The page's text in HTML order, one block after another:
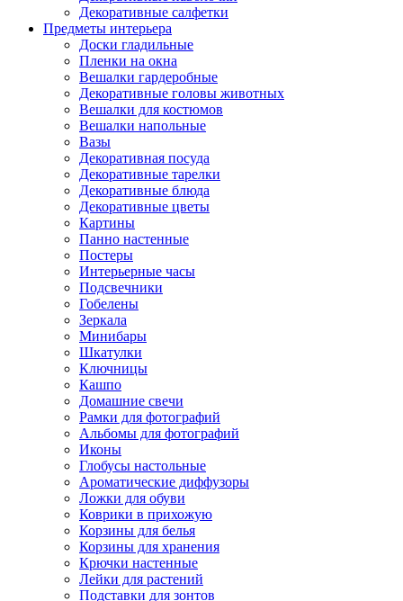
Декоративные салфетки
Предметы интерьера
Доски гладильные
Пленки на окна
Вешалки гардеробные
Декоративные головы животных
Вешалки для костюмов
Вешалки напольные
Вазы
Декоративная посуда
Декоративные тарелки
Декоративные блюда
Декоративные цветы
Картины
Панно настенные
Постеры
Интерьерные часы
Подсвечники
Гобелены
Зеркала
Минибары
Шкатулки
Ключницы
Кашпо
Домашние свечи
Рамки для фотографий
Альбомы для фотографий
Иконы
Глобусы настольные
Ароматические диффузоры
Ложки для обуви
Коврики в прихожую
Корзины для белья
Корзины для хранения
Крючки настенные
Лейки для растений
Подставки для зонтов